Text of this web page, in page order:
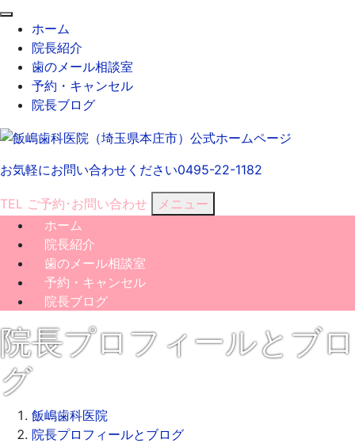
ホーム
院長紹介
歯のメール相談室
予約・キャンセル
院長ブログ
お気軽にお問い合わせください0495-22-1182
TEL ご予約･ お問い合わせ
メニュー
ホーム
院長紹介
歯のメール相談室
予約・キャンセル
院長ブログ
院長プロフィールとブロ
グ
飯嶋歯科医院
院長プロフィールとブログ